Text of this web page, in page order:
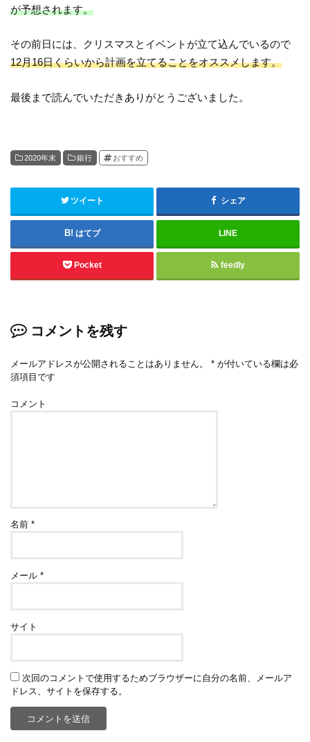
が予想されます。
その前日には、クリスマスとイベントが立て込んでいるので
12月16日くらいから計画を立てることをオススメします。
最後まで読んでいただきありがとうございました。
2020年末 銀行 おすすめ
ツイート シェア
はてブ LINE
Pocket feedly
コメントを残す
メールアドレスが公開されることはありません。 * が付いている欄は必
須項目です
コメント
名前*
メール*
サイト
次回のコメントで使用するためブラウザーに自分の名前、メールア
ドレス、サイトを保存する。